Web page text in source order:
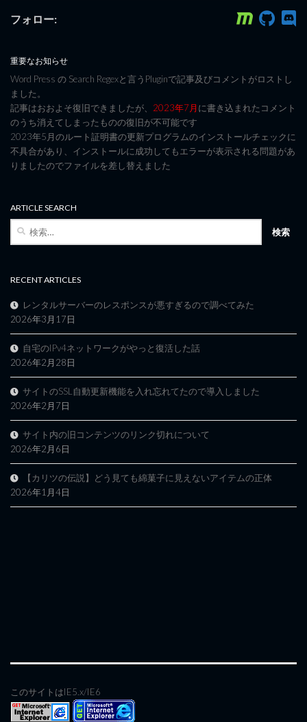
フォロー:
重要なお知らせ
Word Press の Search Regexと言うPluginで記事及びコメントがロストし
ました。
記事はおおよそ復旧できましたが、 2023年7月に書き込まれたコメント
のうち消えてしまったものの復旧が不可能です
2023年5月のルート証明書の更新プログラムのインストールチェックに
不具合があり、インストールに成功してもエラーが表示される問題があ
りましたのでファイルを差し替えました
ARTICLE SEARCH
検
RECENT ARTICLES
レンタルサーバーのレスポンスが悪すぎるので調べてみた
2026年3月17日
自宅のIPv4ネットワークがやっと復活した話
2026年2月28日
サイトのSSL自動更新機能を入れ忘れてたので導入しました
2026年2月7日
サイト内の旧コンテンツのリンク切れについて
2026年2月6日
【カリツの伝説】どう見ても綿菓子に見えないアイテムの正体
2026年1月4日
このサイトはIE5.x/IE6